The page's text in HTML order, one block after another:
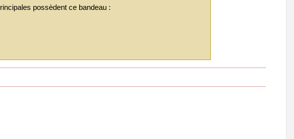
possèdent ce bandeau :